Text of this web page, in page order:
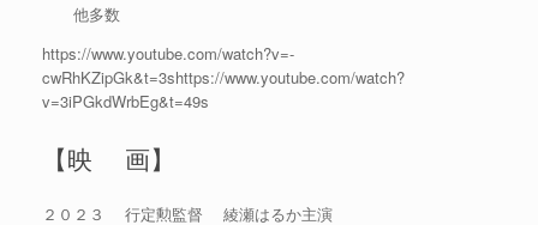
他多数
https://www.youtube.com/watch?v=-
cwRhKZipGk&t=3shttps://www.youtube.com/watch?
v=3iPGkdWrbEg&t=49s
【映 画】
２０２３ 行定勲監督 綾瀬はるか主演